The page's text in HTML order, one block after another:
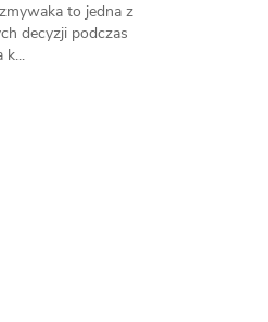
to jedna z
decyzji podczas
k...